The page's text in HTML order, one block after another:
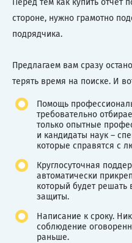
стороне, нужно грамотно
подрядчика.
Предлагаем вам сразу
терять время на поиске. И
Помощь
требовательно
только опытные
и кандидаты наук –
которые справятся с
Круглосуточная
автоматически
который будет решать
защиты.
Написание к сроку.
соблюдение
раньше.